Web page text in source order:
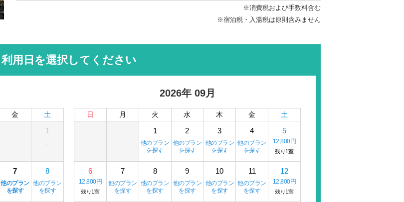
※消費税および手数料含む
※宿泊税・入湯税は原則含みません
利用日を選択してください
金 土
1
-
7
他のプラン
を探す
8
他のプラン
を探す
2026年 09月
日 月 火 水 木 金 土
1
他のプラン
を探す
2
他のプラン
を探す
3
他のプラン
を探す
4
他のプラン
を探す
5
12,800円
残り1室
6
12,800円
残り1室
7
他のプラン
を探す
8
他のプラン
を探す
9
他のプラン
を探す
10
他のプラン
を探す
11
他のプラン
を探す
12
12,800円
残り1室